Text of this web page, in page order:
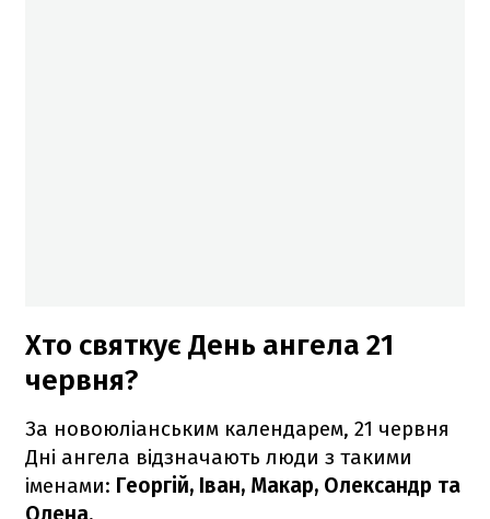
Хто святкує День ангела 21
червня?
За новоюліанським календарем, 21 червня
Дні ангела відзначають люди з такими
іменами: Георгій, Іван, Макар, Олександр та
Олена.